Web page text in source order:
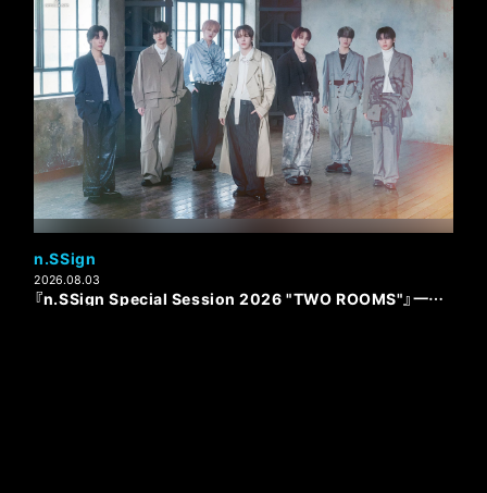
n.SSign
2026.08.03
『n.SSign Special Session 2026 "TWO ROOMS"』一般2次先行が本日8月3日(月)18:00よりスタート！！